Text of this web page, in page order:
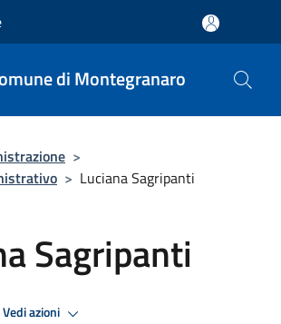
di Montegranaro
>
> Luciana Sagripanti
Sagripanti
Vedi azioni